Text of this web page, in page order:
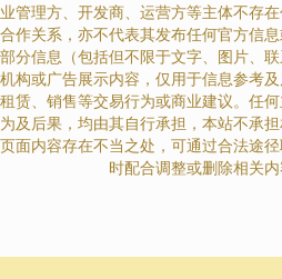
业管理方、开发商、运营方等主体不存
合作关系，亦不代表其发布任何官方信
部分信息（包括但不限于文字、图片、
机构或广告展示内容，仅用于信息参考
租赁、销售等交易行为或商业建议。任
为及后果，均由其自行承担，本站不承
页面内容存在不当之处，可通过合法途
时配合调整或删除相关内